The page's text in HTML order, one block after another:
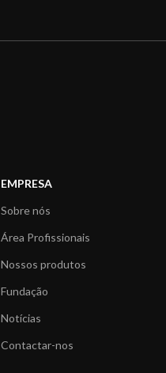
EMPRESA
Sobre nós
Área Profissionais
Nossos produtos
Fundação
Notícias
Contactar-nos